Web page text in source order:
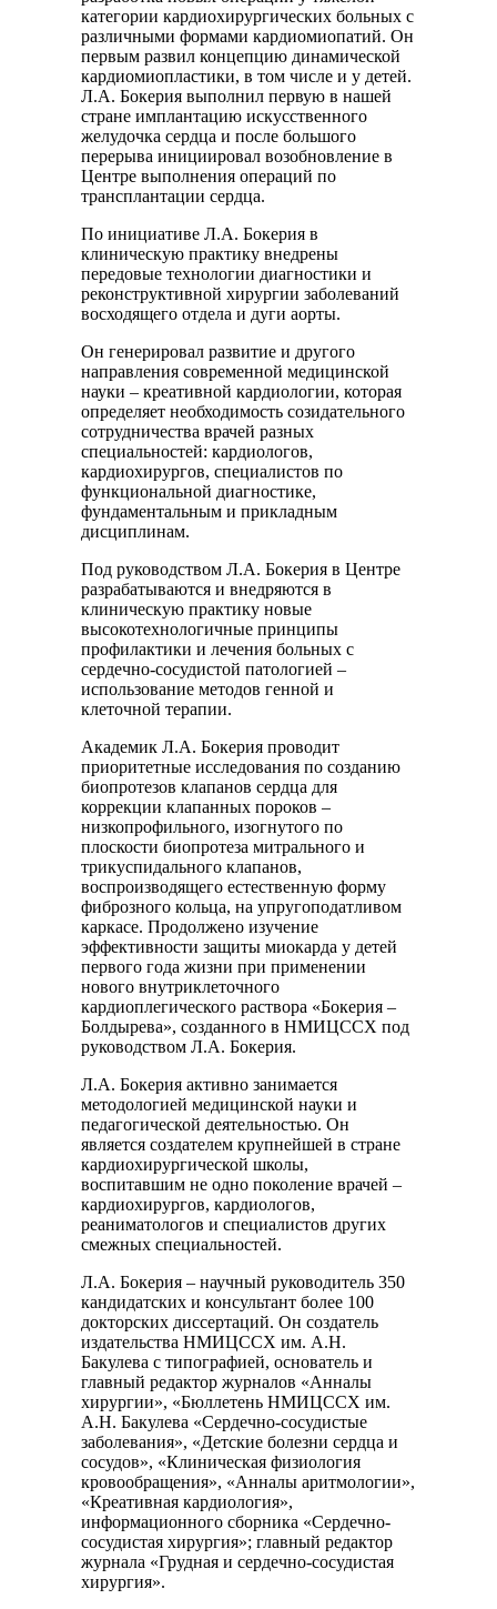
категории кардиохирургических больных с
различными формами кардиомиопатий. Он
первым развил концепцию динамической
кардиомиопластики, в том числе и у детей.
Л.А. Бокерия выполнил первую в нашей
стране имплантацию искусственного
желудочка сердца и после большого
перерыва инициировал возобновление в
Центре выполнения операций по
трансплантации сердца.
По инициативе Л.А. Бокерия в
клиническую практику внедрены
передовые технологии диагностики и
реконструктивной хирургии заболеваний
восходящего отдела и дуги аорты.
Он генерировал развитие и другого
направления современной медицинской
науки – креативной кардиологии, которая
определяет необходимость созидательного
сотрудничества врачей разных
специальностей: кардиологов,
кардиохирургов, специалистов по
функциональной диагностике,
фундаментальным и прикладным
дисциплинам.
Под руководством Л.А. Бокерия в Центре
разрабатываются и внедряются в
клиническую практику новые
высокотехнологичные принципы
профилактики и лечения больных с
сердечно-сосудистой патологией –
использование методов генной и
клеточной терапии.
Академик Л.А. Бокерия проводит
приоритетные исследования по созданию
биопротезов клапанов сердца для
коррекции клапанных пороков –
низкопрофильного, изогнутого по
плоскости биопротеза митрального и
трикуспидального клапанов,
воспроизводящего естественную форму
фиброзного кольца, на упругоподатливом
каркасе. Продолжено изучение
эффективности защиты миокарда у детей
первого года жизни при применении
нового внутриклеточного
кардиоплегического раствора «Бокерия –
Болдырева», созданного в НМИЦССХ под
руководством Л.А. Бокерия.
Л.А. Бокерия активно занимается
методологией медицинской науки и
педагогической деятельностью. Он
является создателем крупнейшей в стране
кардиохирургической школы,
воспитавшим не одно поколение врачей –
кардиохирургов, кардиологов,
реаниматологов и специалистов других
смежных специальностей.
Л.А. Бокерия – научный руководитель 350
кандидатских и консультант более 100
докторских диссертаций. Он создатель
издательства НМИЦССХ им. А.Н.
Бакулева с типографией, основатель и
главный редактор журналов «Анналы
хирургии», «Бюллетень НМИЦССХ им.
А.Н. Бакулева «Сердечно-сосудистые
заболевания», «Детские болезни сердца и
сосудов», «Клиническая физиология
кровообращения», «Анналы аритмологии»,
«Креативная кардиология»,
информационного сборника «Сердечно-
сосудистая хирургия»; главный редактор
журнала «Грудная и сердечно-сосудистая
хирургия».